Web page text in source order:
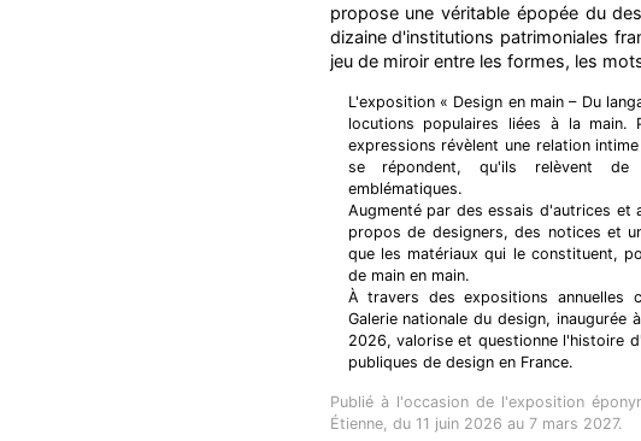
propose une véritable épopée du
dizaine d'institutions patrimoniales
jeu de miroir entre les formes, les
L'exposition « Design en main – Du
locutions populaires liées à la main.
expressions révèlent une relation
se répondent, qu'ils relèvent
emblématiques.
Augmenté par des essais d'autrices et
propos de designers, des notices et
que les matériaux qui le constituent,
de main en main.
À travers des expositions annuelles
Galerie nationale du design, inaugurée
2026, valorise et questionne l'histoire
publiques de design en France.
Publié à l'occasion de l'exposition
Étienne, du 11 juin 2026 au 7 mars 2027.